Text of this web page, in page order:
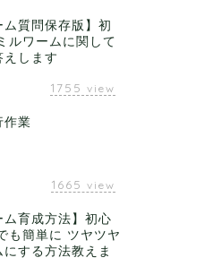
ム質問保存版】初
ルワームに関して
えします
1755 view
作業
1665 view
ム育成方法】初心
も簡単に ツヤツヤ
にする方法教えま